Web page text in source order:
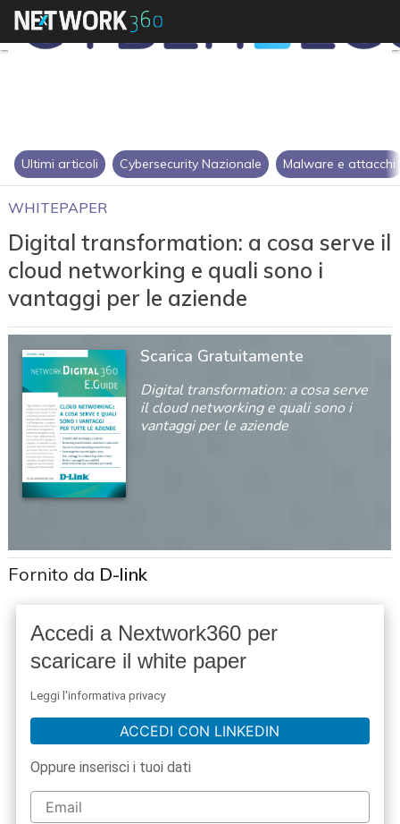
Ultimi articoli Cybersecurity Nazionale Malware e attacchi
WHITEPAPER
Digital transformation: a cosa serve il
cloud networking e quali sono i
vantaggi per le aziende
Scarica Gratuitamente
Digital transformation: a cosa serve
il cloud networking e quali sono i
vantaggi per le aziende
Fornito da D-link
Accedi a Nextwork360 per
scaricare il white paper
Leggi l'informativa privacy
ACCEDI CON LINKEDIN
Oppure inserisci i tuoi dati